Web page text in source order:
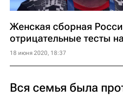
Женская сборная
отрицательные тесты
18 июня 2020, 18:37
Вся семья была